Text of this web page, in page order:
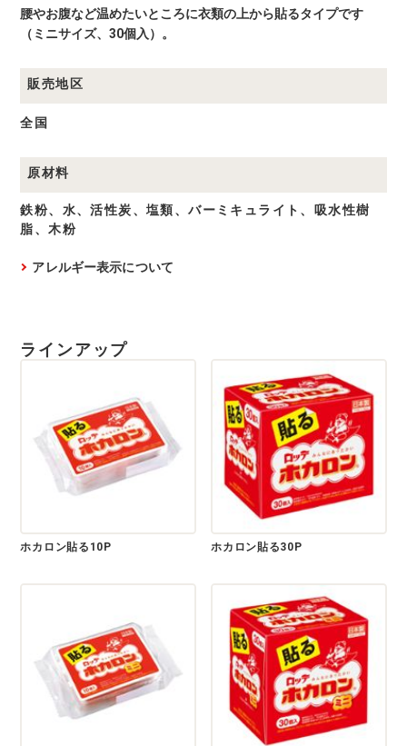
品
一
腰やお腹など温めたいところに衣類の上から貼るタイプです
（ミニサイズ、30個入）。
販売地区
全国
原材料
鉄粉、水、活性炭、塩類、バーミキュライト、吸水性樹
脂、木粉
アレルギー表示について
ラインアップ
ホカロン貼る10P ホカロン貼る30P